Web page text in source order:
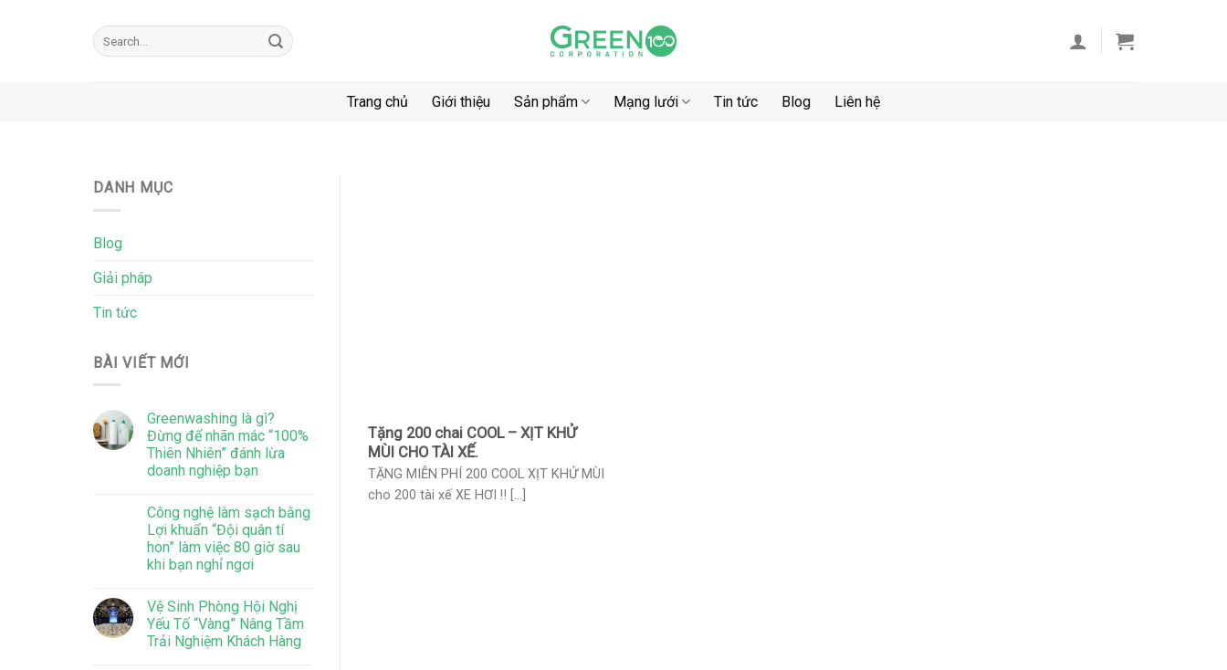
Search
for:
Trang chủ Giới thiệu Sản phẩm Mạng lưới Tin tức Blog Liên hệ
DANH MỤC
Blog
Giải pháp
Tin tức
BÀI VIẾT MỚI
Greenwashing là gì?
Đừng để nhãn mác “100%
Thiên Nhiên” đánh lừa
doanh nghiệp bạn
Công nghệ làm sạch bằng
Lợi khuẩn “Đội quân tí
hon” làm việc 80 giờ sau
khi bạn nghỉ ngơi
Vệ Sinh Phòng Hội Nghị
Yếu Tố “Vàng” Nâng Tầm
Trải Nghiệm Khách Hàng
Tặng 200 chai COOL – XỊT KHỬ
MÙI CHO TÀI XẾ.
TẶNG MIỄN PHÍ 200 COOL XỊT KHỬ MÙI
cho 200 tài xế XE HƠI ‼️ [...]